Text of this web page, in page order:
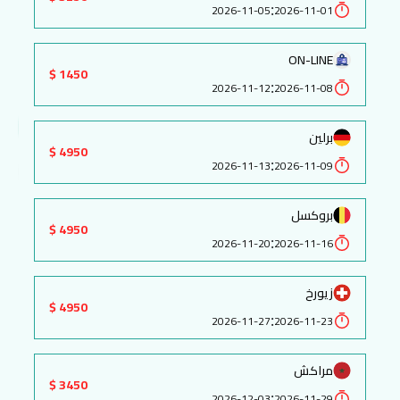
2026-11-01
:
2026-11-05
ON-LINE
2026-11-08
:
2026-11-12
1450 $
برلين
2026-11-09
:
2026-11-13
4950 $
بروكسل
2026-11-16
:
2026-11-20
4950 $
زيورخ
2026-11-23
:
2026-11-27
4950 $
مراكش
3450 $